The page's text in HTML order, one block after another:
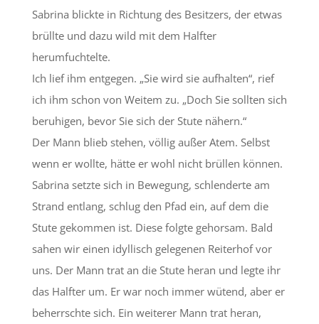
Sabrina blickte in Richtung des Besitzers, der etwas
brüllte und dazu wild mit dem Halfter
herumfuchtelte.
Ich lief ihm entgegen. „Sie wird sie aufhalten“, rief
ich ihm schon von Weitem zu. „Doch Sie sollten sich
beruhigen, bevor Sie sich der Stute nähern.“
Der Mann blieb stehen, völlig außer Atem. Selbst
wenn er wollte, hätte er wohl nicht brüllen können.
Sabrina setzte sich in Bewegung, schlenderte am
Strand entlang, schlug den Pfad ein, auf dem die
Stute gekommen ist. Diese folgte gehorsam. Bald
sahen wir einen idyllisch gelegenen Reiterhof vor
uns. Der Mann trat an die Stute heran und legte ihr
das Halfter um. Er war noch immer wütend, aber er
beherrschte sich. Ein weiterer Mann trat heran,